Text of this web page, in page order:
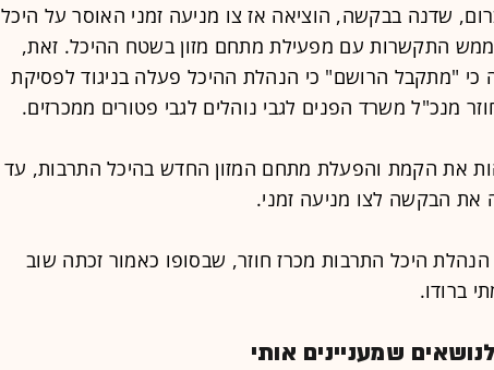
שדנה בבקשה, הוציאה אז צו מניעה זמני האוסר על היכל
התקשרות עם מפעילת מתחם מזון בשטח ההיכל. זאת,
"מתקבל הרושם" כי הנהלת ההיכל פעלה בניגוד לפסיקת
מנכ"ל משרד הפנים לגבי נוהלים לגבי פטורים ממכרזים.
את הקמת והפעלת מתחם המזון החדש בהיכל התרבות, עד
את הבקשה לצו מניעה זמני.
היכל התרבות מכרז חוזר, שבסופו כאמור זכתה שוב
שמעניינים אותי